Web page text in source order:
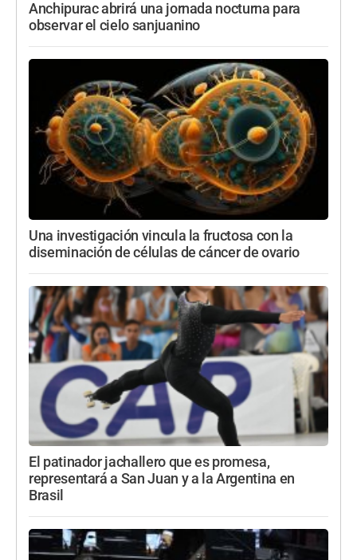
Anchipurac abrirá una jornada nocturna para
observar el cielo sanjuanino
Una investigación vincula la fructosa con la
diseminación de células de cáncer de ovario
El patinador jachallero que es promesa,
representará a San Juan y a la Argentina en
Brasil